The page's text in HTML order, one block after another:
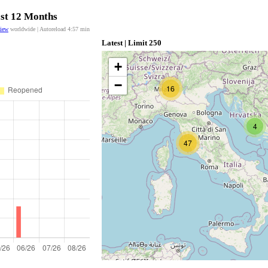
12 Months
worldwide | Autoreload 4:56 min
Latest | Limit 250
16
47
4
+
−